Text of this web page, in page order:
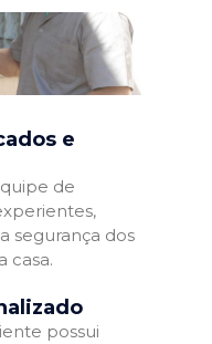
e
de
segurança dos
casa.
possui